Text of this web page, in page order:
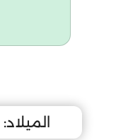
الميلاد: